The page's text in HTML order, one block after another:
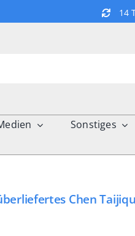
14
Sonstiges
Chen